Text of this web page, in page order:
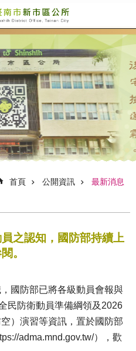
首頁 公開資訊 最新消息
之認知，國防部持續上
。
國防部已將各級動員會報與
民防衛動員準備綱領及2026
）演習等資訊，置於國防部
adma.mnd.gov.tw/），歡